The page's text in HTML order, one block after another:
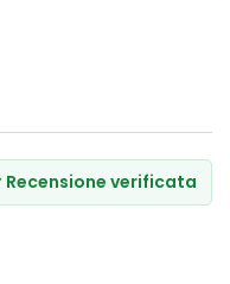
Recensione verificata